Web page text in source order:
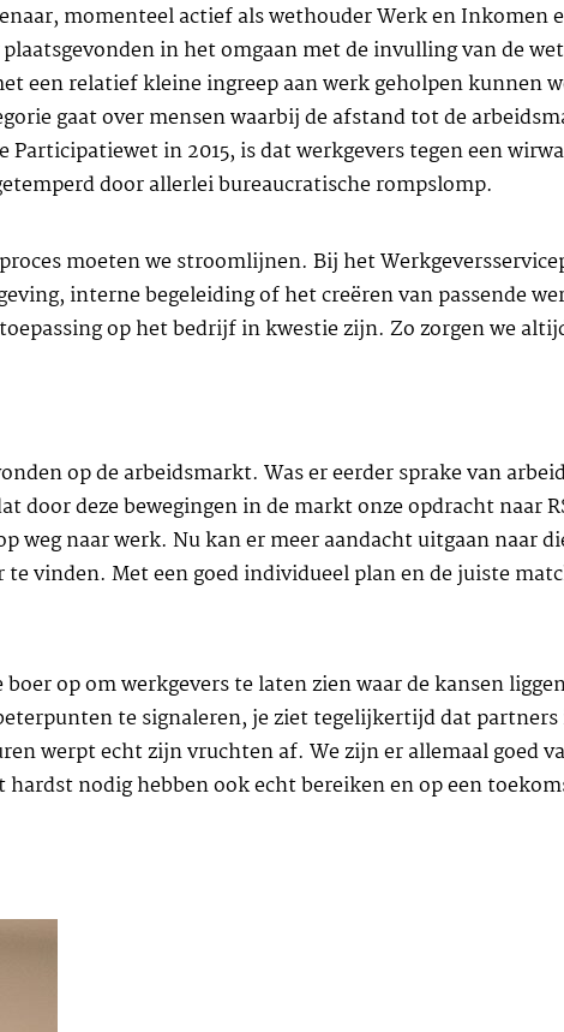
momenteel actief als wethouder Werk en Inkomen
in het omgaan met de invulling van de
een relatief kleine ingreep aan werk geholpen kunnen
gaat over mensen waarbij de afstand tot de
in 2015, is dat werkgevers tegen een
door allerlei bureaucratische rompslomp.
moeten we stroomlijnen. Bij het
interne begeleiding of het creëren van passende
op het bedrijf in kwestie zijn. Zo zorgen we
op de arbeidsmarkt. Was er eerder sprake van
door deze bewegingen in de markt onze opdracht naar
weg naar werk. Nu kan er meer aandacht uitgaan naar
vinden. Met een goed individueel plan en de juiste
op om werkgevers te laten zien waar de kansen
te signaleren, je ziet tegelijkertijd dat
werpt echt zijn vruchten af. We zijn er allemaal goed
nodig hebben ook echt bereiken en op een